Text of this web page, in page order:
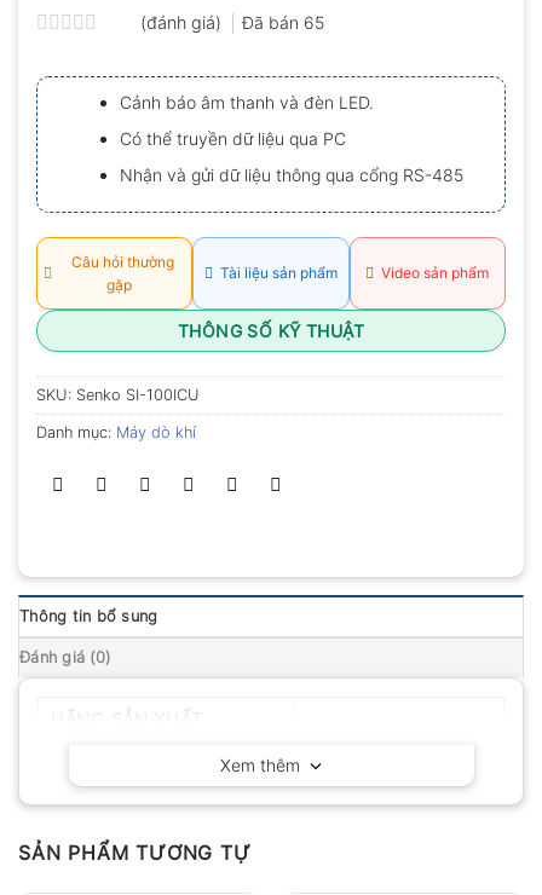
hạng
0.0
5
sao
(đánh giá) Đã bán 65
Cảnh báo âm thanh và đèn LED.
Có thể truyền dữ liệu qua PC
Nhận và gửi dữ liệu thông qua cổng RS-485
Câu hỏi thường
gặp
Tài liệu sản phẩm Video sản phẩm
THÔNG SỐ KỸ THUẬT
SKU: Senko SI-100ICU
Danh mục: Máy dò khí
Thông tin bổ sung
Đánh giá (0)
Xem thêm
SẢN PHẨM TƯƠNG TỰ